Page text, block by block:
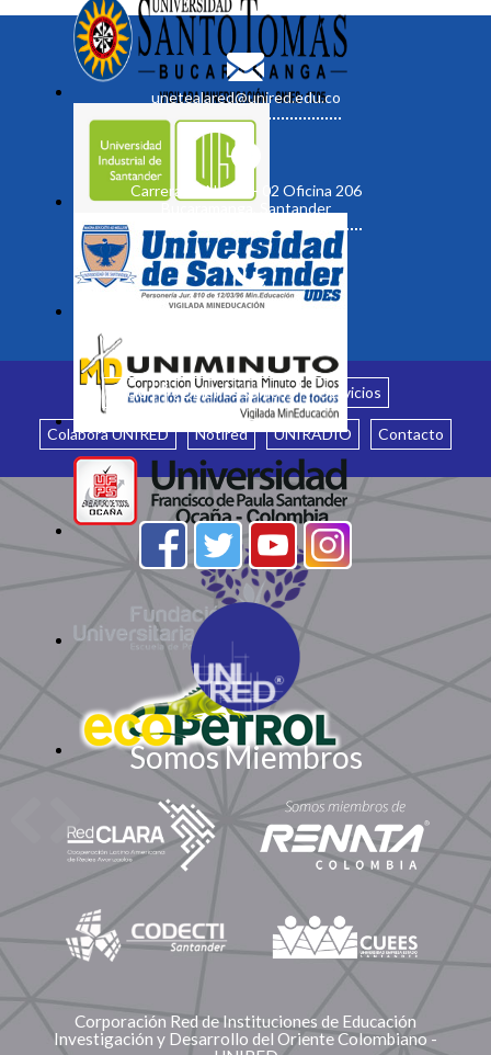
unetealared@unired.edu.co
Carrera 19 No. 35 - 02 Oficina 206
Bucaramanga, Santander
Inicio ¿Quiénes somos? Servicios
Colabora UNIRED Notired UNIRADIO Contacto
Somos Miembros
Corporación Red de Instituciones de Educación
Investigación y Desarrollo del Oriente Colombiano -